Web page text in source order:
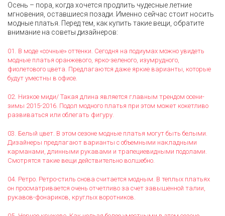
Осень – пора, когда хочется продлить чудесные летние
мгновения, оставшиеся позади. Именно сейчас стоит носить
модные платья. Перед тем, как купить такие вещи, обратите
внимание на советы дизайнеров:
В моде «сочные» оттенки. Сегодня на подиумах можно увидеть
модные платья оранжевого, ярко-зеленого, изумрудного,
фиолетового цвета. Предлагаются даже яркие варианты, которые
будут уместны в офисе.
Низкое миди/ Такая длина является главным трендом осени-
зимы 2015-2016. Подол модного платья при этом может кокетливо
развиваться или облегать фигуру.
Белый цвет. В этом сезоне модные платья могут быть белыми.
Дизайнеры предлагают варианты с объемными накладными
карманами, длинными рукавами и трапециевидными подолами.
Смотрятся такие вещи действительно волшебно.
Ретро. Ретро-стиль снова считается модным. В теплых платьях
он просматривается очень отчетливо за счет завышенной талии,
рукавов-фонариков, круглых воротников.